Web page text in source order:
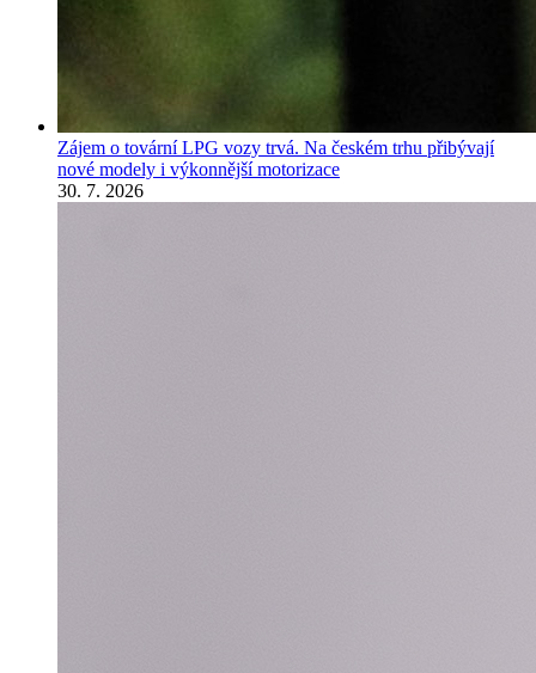
Zájem o tovární LPG vozy trvá. Na českém trhu přibývají
nové modely i výkonnější motorizace
30. 7. 2026